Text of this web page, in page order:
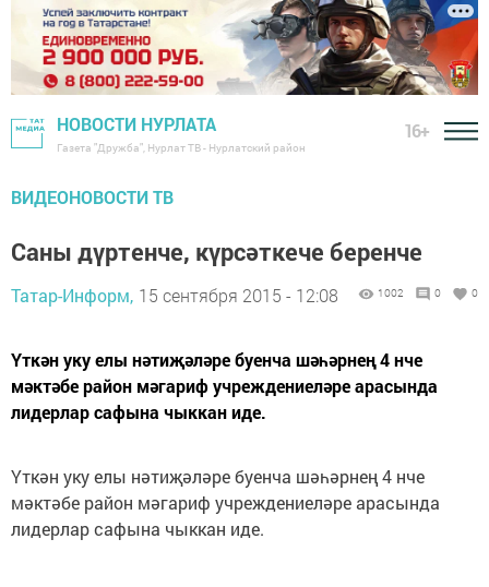
НОВОСТИ НУРЛАТА
Газета "Дружба", Нурлат ТВ - Нурлатский район
16+
ВИДЕОНОВОСТИ ТВ
Саны дүртенче, күрсәткече беренче
Татар-Информ, 15 сентября 2015 - 12:08 1002 0 0
Үткән уку елы нәтиҗәләре буенча шәһәрнең 4 нче
мәктәбе район мәгариф учреждениеләре арасында
лидерлар сафына чыккан иде.
Үткән уку елы нәтиҗәләре буенча шәһәрнең 4 нче
мәктәбе район мәгариф учреждениеләре арасында
лидерлар сафына чыккан иде.